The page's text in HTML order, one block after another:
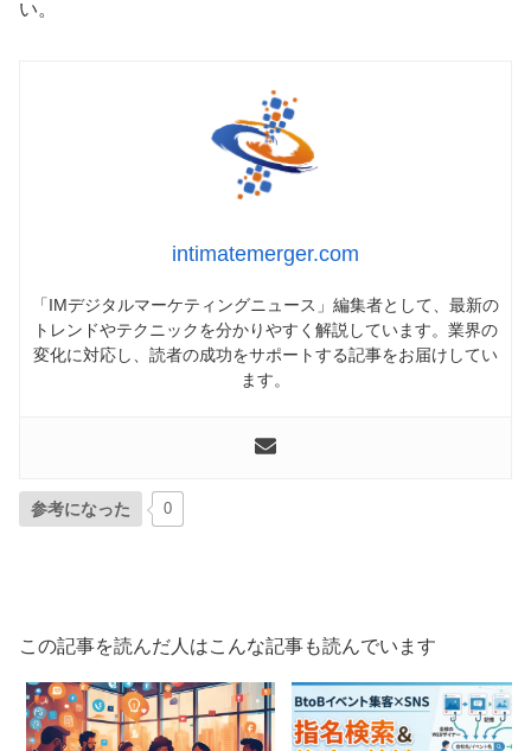
い。
intimatemerger.com
「IMデジタルマーケティングニュース」編集者として、最新の
トレンドやテクニックを分かりやすく解説しています。業界の
変化に対応し、読者の成功をサポートする記事をお届けしてい
ます。
参考になった 0
この記事を読んだ人はこんな記事も読んでいます